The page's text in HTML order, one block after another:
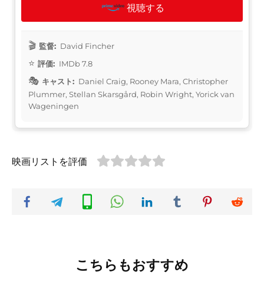
視聴する
監督: David Fincher
評価: IMDb 7.8
キャスト: Daniel Craig, Rooney Mara, Christopher
Plummer, Stellan Skarsgård, Robin Wright, Yorick van
Wageningen
映画リストを評価
こちらもおすすめ